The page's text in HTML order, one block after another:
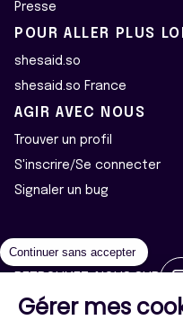
Presse
POUR ALLER PLUS
shesaid.so
shesaid.so France
AGIR AVEC NOUS
Trouver un profil
S'inscrire/Se connecter
Signaler un bug
2026
Continuer sans accepter
Gérer mes